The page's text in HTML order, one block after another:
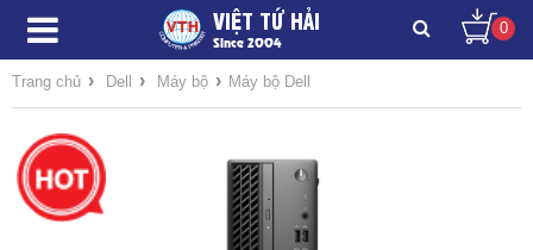
VIỆT TỨ HẢI
Since 2004
0
Trang chủ › Dell › Máy bộ › Máy bộ Dell